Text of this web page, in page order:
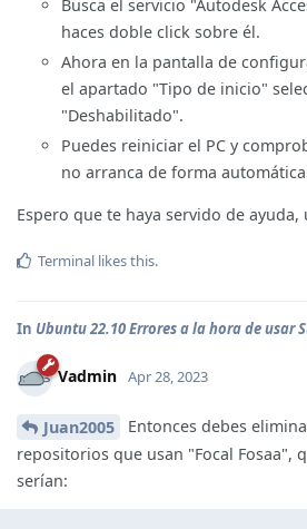
Busca el servicio "Autodesk
haces doble click sobre él.
Ahora en la pantalla de
el apartado "Tipo de inicio"
"Deshabilitado".
Puedes reiniciar el PC y
no arranca de forma
Espero que te haya servido de ayuda,
Terminal likes this.
In Ubuntu 22.10 Errores a la hora de usar
Vadmin Apr 28, 2023
Juan2005
Entonces debes
repositorios que usan "Focal Fosaa",
serían: